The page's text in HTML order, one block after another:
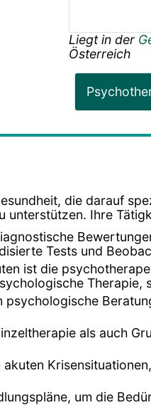
Liegt in der
Österreich
die darauf
unterstützen. Ihre
Tests und
ist die
psychologische
als auch
um die